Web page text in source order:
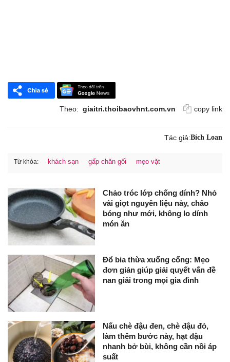
Theo: giaitri.thoibaovhnt.com.vn copy link
Tác giả:Bích Loan
Từ khóa: khách sạn gấp chăn gối mẹo vặt
Chảo tróc lớp chống dính? Nhỏ
vài giọt nguyên liệu này, chảo
bóng như mới, không lo dính
món ăn
Đổ bia thừa xuống cống: Mẹo
đơn giản giúp giải quyết vấn đề
nan giải trong mọi gia đình
Nấu chè đậu đen, chè đậu đỏ,
làm thêm bước này, hạt đậu
nhanh bở bùi, không cần nồi áp
suất